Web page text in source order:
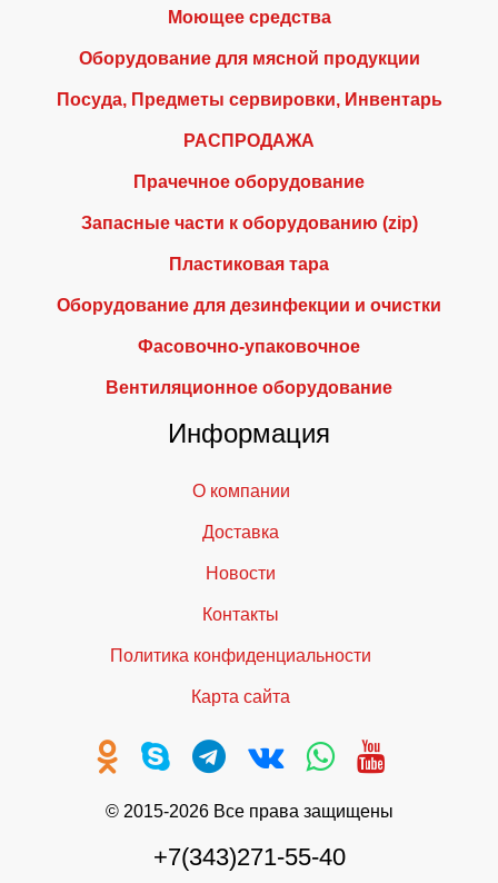
Моющее средства
Оборудование для мясной продукции
Посуда, Предметы сервировки, Инвентарь
РАСПРОДАЖА
Прачечное оборудование
Запасные части к оборудованию (zip)
Пластиковая тара
Оборудование для дезинфекции и очистки
Фасовочно-упаковочное
Вентиляционное оборудование
Информация
О компании
Доставка
Новости
Контакты
Политика конфиденциальности
Карта сайта
© 2015-2026 Все права защищены
+7(343)271-55-40